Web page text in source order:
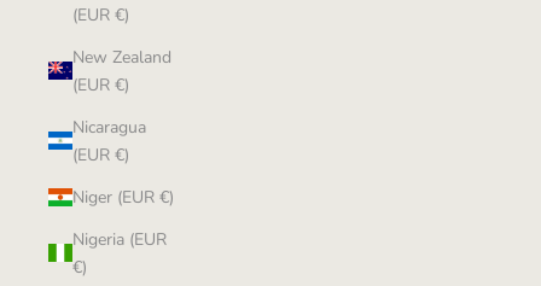
(EUR €)
New Zealand
(EUR €)
Nicaragua
(EUR €)
Niger (EUR €)
Nigeria (EUR
€)